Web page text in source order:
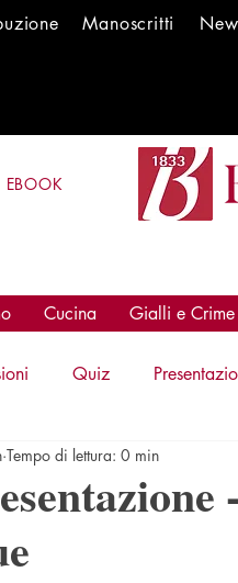
Manoscritti
EBOOK
Cucina Gialli e Crime
Quiz
Tempo di lettura: 0 min